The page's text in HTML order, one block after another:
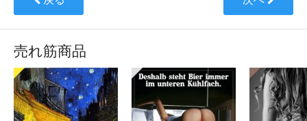
売れ筋商品